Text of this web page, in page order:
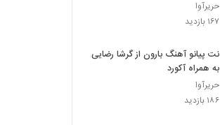
عالی
حریرآوا
۱۶۷ بازدید
نت پیانو آهنگ بارون از گرشا رضایی
به همراه آکورد
حریرآوا
۱۸۶ بازدید